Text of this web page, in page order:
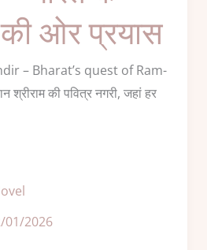
की ओर प्रयास
– Bharat’s quest of Ram-
श्रीराम की पवित्र नगरी, जहां हर
01/2026